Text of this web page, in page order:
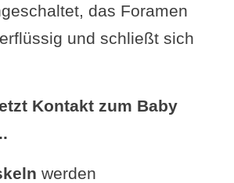
das Foramen
und schließt sich
Kontakt zum Baby
werden